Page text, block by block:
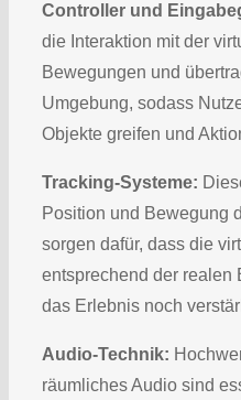
Controller und
die Interaktion mit der
Bewegungen und
Umgebung, sodass
Objekte greifen und
Tracking-Systeme:
Position und Bewegung
sorgen dafür, dass die
entsprechend der realen
das Erlebnis noch
Audio-Technik:
räumliches Audio sind